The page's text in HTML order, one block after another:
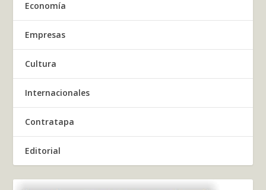
Economía
Empresas
Cultura
Internacionales
Contratapa
Editorial